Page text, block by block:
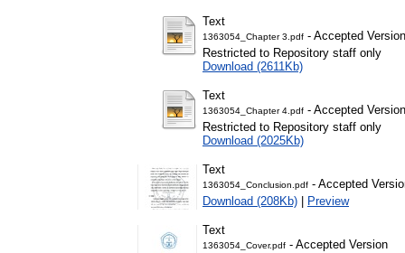
Text
1363054_Chapter 3.pdf - Accepted Version
Restricted to Repository staff only
Download (2611Kb)
Text
1363054_Chapter 4.pdf - Accepted Version
Restricted to Repository staff only
Download (2025Kb)
Text
1363054_Conclusion.pdf - Accepted
Download (208Kb) | Preview
Text
1363054_Cover.pdf - Accepted Version